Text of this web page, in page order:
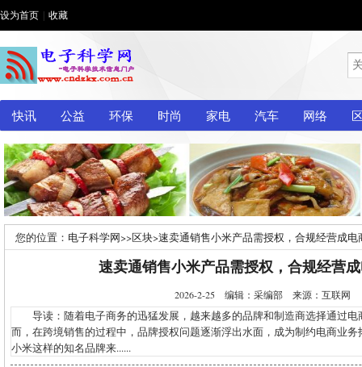
设为首页 收藏
快讯 公益 环保 时尚 家电 汽车 网络
您的位置： 电子科学网>>区块>速卖通销售小米产品需授权，合规经营成电
速卖通销售小米产品需授权，合规经营
2026-2-25 编辑：采编部 来源：互联网
导读：随着电子商务的迅猛发展，越来越多的品牌和制造商选择通过电
而，在跨境销售的过程中，品牌授权问题逐渐浮出水面，成为制约电商业
小米这样的知名品牌来......